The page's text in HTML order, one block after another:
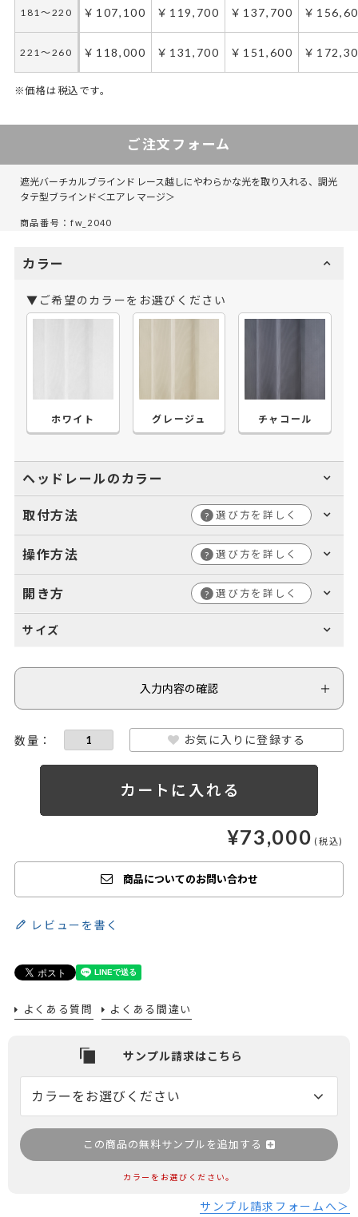
181～220 ￥107,100 ￥119,700 ￥137,700 ￥
221～260 ￥118,000 ￥131,700 ￥151,600 ￥
※価格は税込です。
ご注文フォーム
遮光バーチカルブラインド レース越しにやわらかな光を取り入れる、調光
タテ型ブラインド＜エアレ マージ＞
商品番号：fw_2040
カラー
▼ご希望のカラーをお選びください
ホワイト グレージュ チャコール
ヘッドレールのカラー
取付方法 ? 選び方を詳しく
操作方法 ? 選び方を詳しく
開き方 ? 選び方を詳しく
サイズ
入力内容の確認
お気に入りに登録する
¥73,000
商品についてのお問い合わせ
レビューを書く
よくある質問 よくある間違い
この商品の無料サンプルを追加する
カラーをお選びください。
サンプル請求フォームへ＞